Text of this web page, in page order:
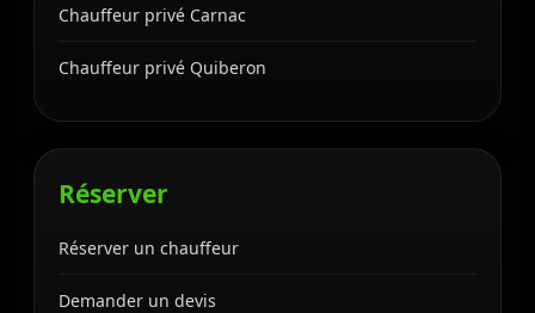
Chauffeur privé Carnac
Chauffeur privé Quiberon
Réserver
Réserver un chauffeur
Demander un devis